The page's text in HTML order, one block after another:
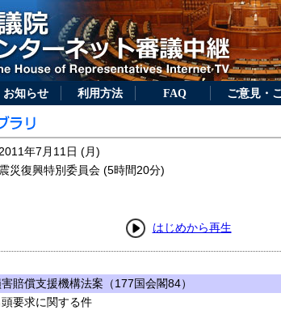
お知らせ 利用方法 FAQ ご意見・
2011年7月11日 (月)
震災復興特別委員会 (5時間20分)
はじめから再生
賠償支援機構法案（177国会閣84）
要求に関する件